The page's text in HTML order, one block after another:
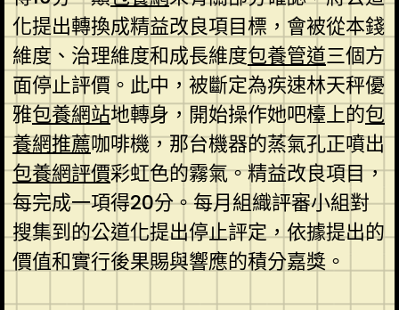
化提出轉換成精益改良項目標，會被從本錢
維度、治理維度和成長維度包養管道三個方
面停止評價。此中，被斷定為疾速林天秤優
雅包養網站地轉身，開始操作她吧檯上的包
養網推薦咖啡機，那台機器的蒸氣孔正噴出
包養網評價彩虹色的霧氣。精益改良項目，
每完成一項得20分。每月組織評審小組對
搜集到的公道化提出停止評定，依據提出的
價值和實行後果賜與響應的積分嘉獎。